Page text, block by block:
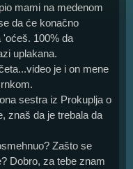
mami na medenom
da će konačno
'oćeš. 100% da
uplakana.
je i on mene
sestra iz Prokuplja o
znaš da je trebala da
Zašto se
Dobro, za tebe znam